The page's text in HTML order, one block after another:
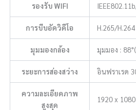
รองรับ WIFI
การบีบอัดวิดีโอ H.265/H.264
มุมมองกล้อง มุมมอง :
ระยะการส่องสว่าง อินฟราเรด
ความละเอียดภาพ
สูงสุด
1920 x